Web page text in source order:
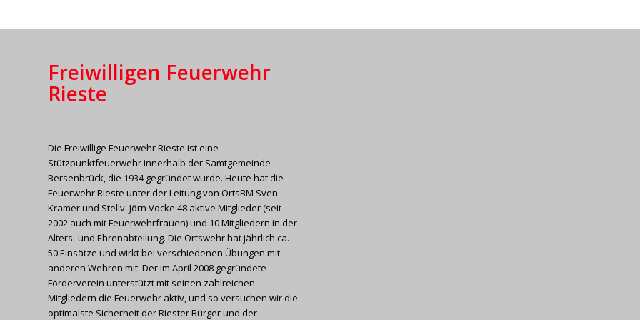
Freiwilligen Feuerwehr
Rieste
Die Freiwillige Feuerwehr Rieste ist eine
Stützpunktfeuerwehr innerhalb der Samtgemeinde
Bersenbrück, die 1934 gegründet wurde. Heute hat die
Feuerwehr Rieste unter der Leitung von OrtsBM Sven
Kramer und Stellv. Jörn Vocke 48 aktive Mitglieder (seit
2002 auch mit Feuerwehrfrauen) und 10 Mitgliedern in der
Alters- und Ehrenabteilung. Die Ortswehr hat jährlich ca.
50 Einsätze und wirkt bei verschiedenen Übungen mit
anderen Wehren mit. Der im April 2008 gegründete
Förderverein unterstützt mit seinen zahlreichen
Mitgliedern die Feuerwehr aktiv, und so versuchen wir die
optimalste Sicherheit der Riester Bürger und der